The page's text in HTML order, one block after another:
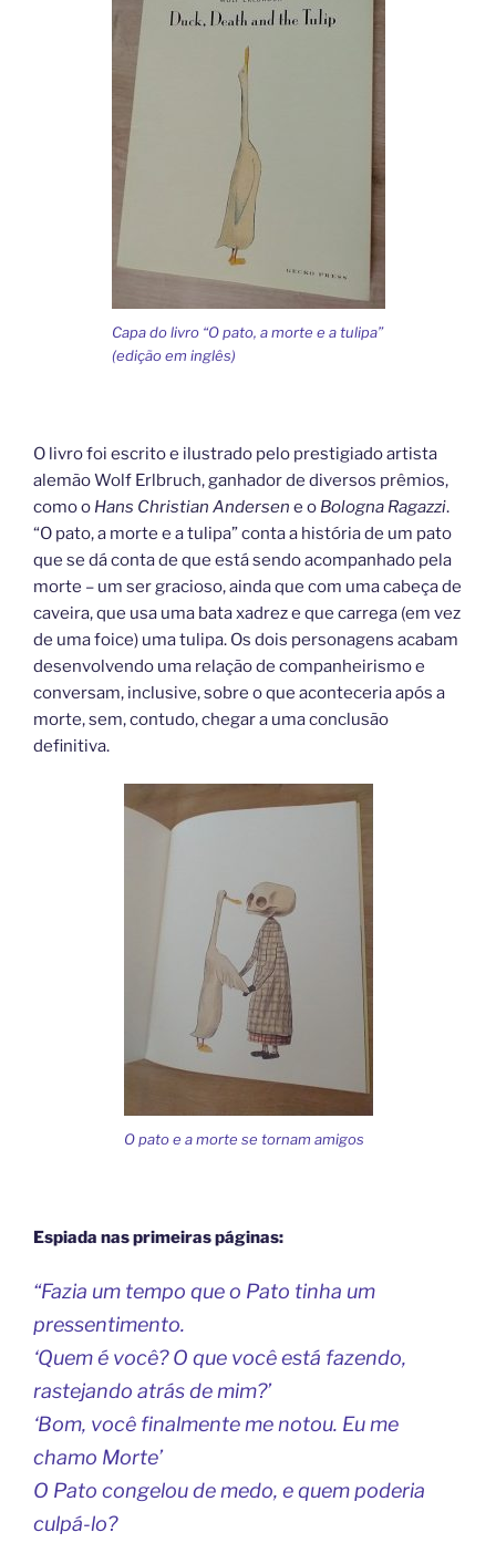
Capa do livro “O pato, a morte e a tulipa”
(edição em inglês)
O livro foi escrito e ilustrado pelo prestigiado artista
alemão Wolf Erlbruch, ganhador de diversos prêmios,
como o Hans Christian Andersen e o Bologna Ragazzi.
“O pato, a morte e a tulipa” conta a história de um pato
que se dá conta de que está sendo acompanhado pela
morte – um ser gracioso, ainda que com uma cabeça de
caveira, que usa uma bata xadrez e que carrega (em vez
de uma foice) uma tulipa. Os dois personagens acabam
desenvolvendo uma relação de companheirismo e
conversam, inclusive, sobre o que aconteceria após a
morte, sem, contudo, chegar a uma conclusão
definitiva.
O pato e a morte se tornam amigos
Espiada nas primeiras páginas:
“Fazia um tempo que o Pato tinha um
pressentimento.
‘Quem é você? O que você está fazendo,
rastejando atrás de mim?’
‘Bom, você finalmente me notou. Eu me
chamo Morte’
O Pato congelou de medo, e quem poderia
culpá-lo?